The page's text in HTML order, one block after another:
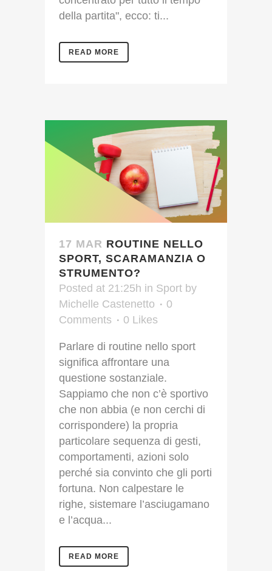
della partita", ecco: ti...
READ MORE
17 MAR ROUTINE NELLO
SPORT, SCARAMANZIA O
STRUMENTO?
Posted at 21:25h in Sport by
Michelle Castenetto
0
Comments
0 Likes
Parlare di routine nello sport
significa affrontare una
questione sostanziale.
Sappiamo che non c’è sportivo
che non abbia (e non cerchi di
corrispondere) la propria
particolare sequenza di gesti,
comportamenti, azioni solo
perché sia convinto che gli porti
fortuna. Non calpestare le
righe, sistemare l’asciugamano
e l’acqua...
READ MORE